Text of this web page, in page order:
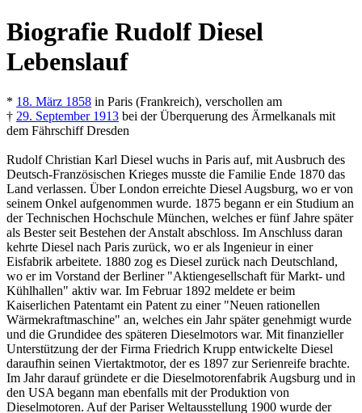
Biografie Rudolf Diesel
Lebenslauf
* 18. März 1858 in Paris (Frankreich), verschollen am
† 29. September 1913 bei der Überquerung des Ärmelkanals mit
dem Fährschiff Dresden
Rudolf Christian Karl Diesel wuchs in Paris auf, mit Ausbruch des
Deutsch-Französischen Krieges musste die Familie Ende 1870 das
Land verlassen. Über London erreichte Diesel Augsburg, wo er von
seinem Onkel aufgenommen wurde. 1875 begann er ein Studium an
der Technischen Hochschule München, welches er fünf Jahre später
als Bester seit Bestehen der Anstalt abschloss. Im Anschluss daran
kehrte Diesel nach Paris zurück, wo er als Ingenieur in einer
Eisfabrik arbeitete. 1880 zog es Diesel zurück nach Deutschland,
wo er im Vorstand der Berliner "Aktiengesellschaft für Markt- und
Kühlhallen" aktiv war. Im Februar 1892 meldete er beim
Kaiserlichen Patentamt ein Patent zu einer "Neuen rationellen
Wärmekraftmaschine" an, welches ein Jahr später genehmigt wurde
und die Grundidee des späteren Dieselmotors war. Mit finanzieller
Unterstützung der der Firma Friedrich Krupp entwickelte Diesel
daraufhin seinen Viertaktmotor, der es 1897 zur Serienreife brachte.
Im Jahr darauf gründete er die Dieselmotorenfabrik Augsburg und in
den USA begann man ebenfalls mit der Produktion von
Dieselmotoren. Auf der Pariser Weltausstellung 1900 wurde der